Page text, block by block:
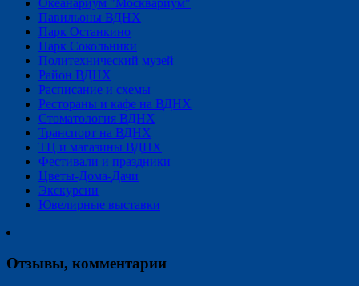
Океанариум "Москвариум"
Павильоны ВДНХ
Парк Останкино
Парк Сокольники
Политехнический музей
Район ВДНХ
Расписание и схемы
Рестораны и кафе на ВДНХ
Стоматология ВДНХ
Транспорт на ВДНХ
ТЦ и магазины ВДНХ
Фестивали и праздники
Цветы-Дома-Дачи
Экскурсии
Ювелирные выставки
Отзывы, комментарии